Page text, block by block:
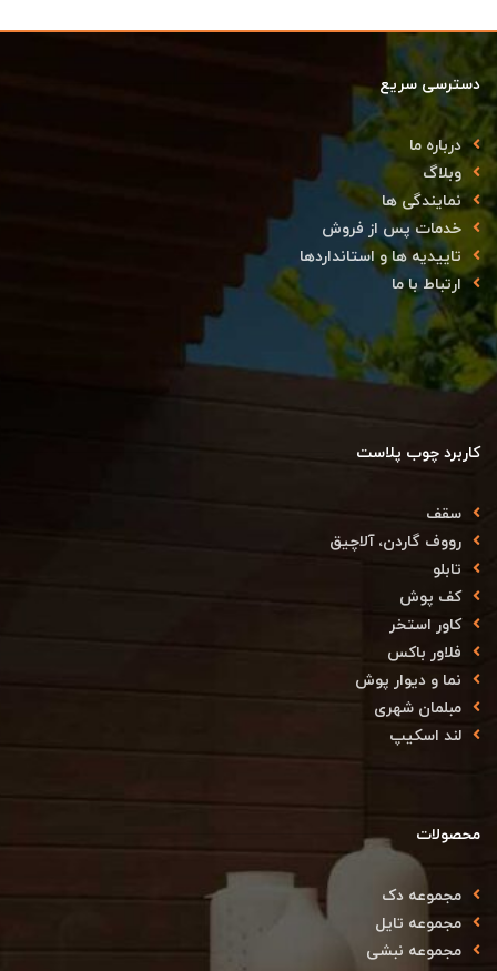
دسترسی سریع
درباره ما
وبلاگ
نمایندگی ها
خدمات پس از فروش
تاییدیه ها و استانداردها
ارتباط با ما
کاربرد چوب پلاست
سقف
رووف گاردن، آلاچیق
تابلو
کف پوش
کاور استخر
فلاور باکس
نما و دیوار پوش
مبلمان شهری
لند اسکیپ
محصولات
مجموعه دک
مجموعه تایل
مجموعه نبشی